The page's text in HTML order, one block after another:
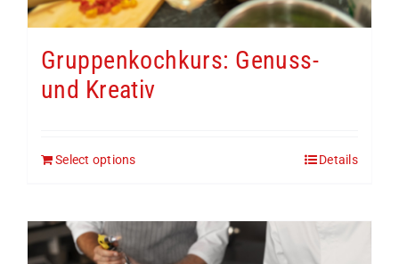
Gruppenkochkurs: Genuss-
und Kreativ
Select options Details